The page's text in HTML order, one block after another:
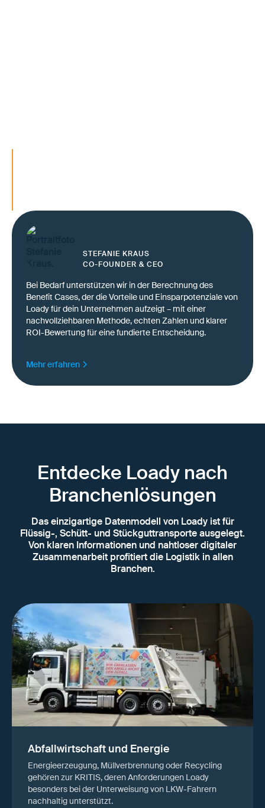
STEFANIE KRAUS
CO-FOUNDER & CEO
Bei Bedarf unterstützen wir in der Berechnung des
Benefit Cases, der die Vorteile und Einsparpotenziale von
Loady für dein Unternehmen aufzeigt – mit einer
nachvollziehbaren Methode, echten Zahlen und klarer
ROI-Bewertung für eine fundierte Entscheidung.
Mehr erfahren
Entdecke Loady nach
Branchenlösungen
Das einzigartige Datenmodell von Loady ist für
Flüssig-, Schütt- und Stückguttransporte ausgelegt.
Von klaren Informationen und nahtloser digitaler
Zusammenarbeit profitiert die Logistik in allen
Branchen.
Abfallwirtschaft und Energie
Energieerzeugung, Müllverbrennung oder Recycling
gehören zur KRITIS, deren Anforderungen Loady
besonders bei der Unterweisung von LKW-Fahrern
nachhaltig unterstützt.